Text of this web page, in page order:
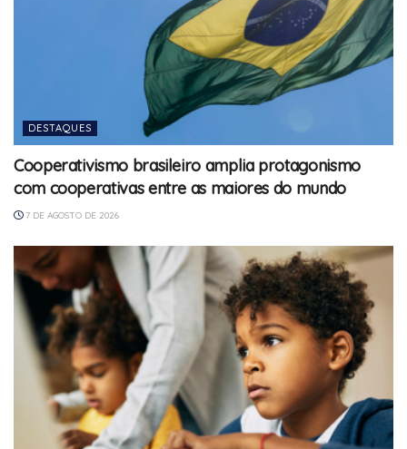
DESTAQUES
Cooperativismo brasileiro amplia protagonismo
com cooperativas entre as maiores do mundo
7 DE AGOSTO DE 2026